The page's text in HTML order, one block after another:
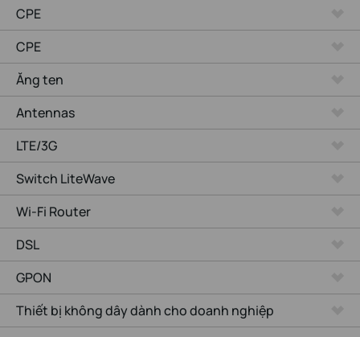
CPE
CPE
Ăng ten
Antennas
LTE/3G
Switch LiteWave
Wi-Fi Router
DSL
GPON
Thiết bị không dây dành cho doanh nghiệp